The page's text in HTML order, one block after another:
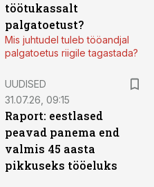
töötukassalt
palgatoetust?
Mis juhtudel tuleb tööandjal
palgatoetus riigile tagastada?
UUDISED
31.07.26, 09:15
Raport: eestlased
peavad panema end
valmis 45 aasta
pikkuseks tööeluks